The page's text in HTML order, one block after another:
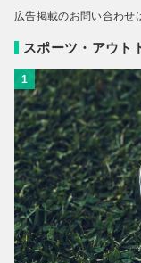
広告掲載のお問い合わせ
スポーツ・アウト
1